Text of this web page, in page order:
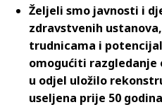
Željeli smo javnosti i
zdravstvenih
trudnicama i
omogućiti razgledanje
u odjel uložilo
useljena prije 50